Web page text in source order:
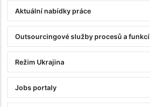
Аktuální nabídky práce
Outsourcingové služby procesů a funkcí
Režim Ukrajina
Jobs portaly